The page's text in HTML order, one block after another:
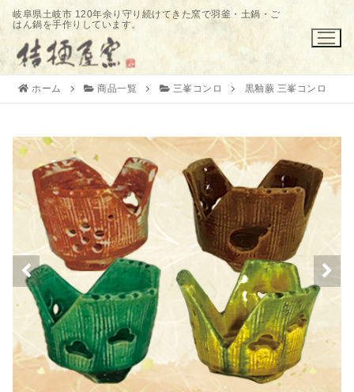
岐阜県土岐市 120年余り守り続けてきた窯で羽釜・土鍋・ご
はん鍋を手作りしています。
ホーム 商品一覧 三峯コンロ 黒釉蕨 三峯コンロ